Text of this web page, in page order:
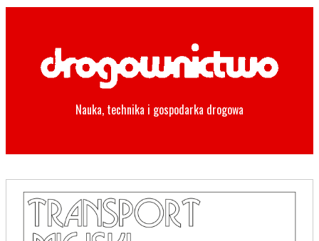
Nauka, technika i gospodarka drogowa